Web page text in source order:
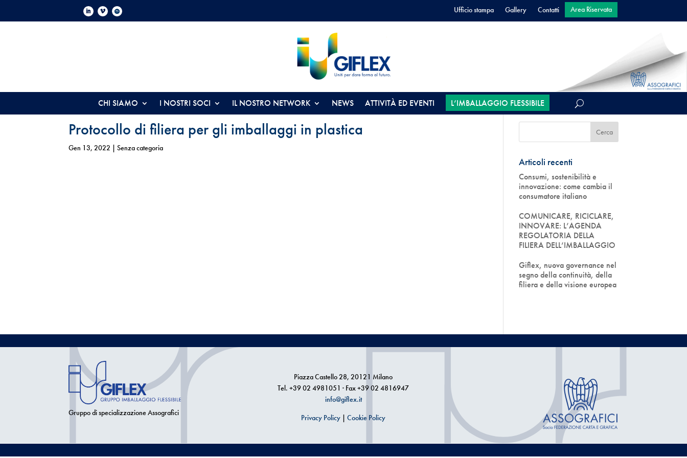
Ufficio stampa Gallery Contatti Area Riservata
CHI SIAMO I NOSTRI SOCI IL NOSTRO NETWORK NEWS ATTIVITÀ ED EVENTI L’IMBALLAGGIO FLESSIBILE
Protocollo di filiera per gli imballaggi in plastica
Gen 13, 2022 | Senza categoria
Articoli recenti
Consumi, sostenibilità e
innovazione: come cambia il
consumatore italiano
COMUNICARE, RICICLARE,
INNOVARE: L’AGENDA
REGOLATORIA DELLA
FILIERA DELL’IMBALLAGGIO
Giflex, nuova governance nel
segno della continuità, della
filiera e della visione europea
Gruppo di specializzazione Assografici
Piazza Castello 28, 20121 Milano
Tel. +39 02 4981051 · Fax +39 02 4816947
info@giflex.it
Privacy Policy |Cookie Policy